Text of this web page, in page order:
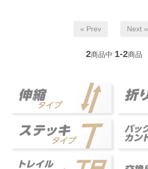
« Prev Next »
2商品中 1-2商品